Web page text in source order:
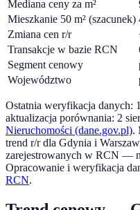
Mediana ceny za m²
Mieszkanie 50 m² (szacunek)
Zmiana cen r/r
Transakcje w bazie RCN
Segment cenowy
Województwo
Ostatnia weryfikacja danych:
aktualizacja porównania: 2
Nieruchomości (dane.gov.pl).
trend r/r dla Gdynia i
zarejestrowanych w RCN —
Opracowanie i weryfikacja
RCN.